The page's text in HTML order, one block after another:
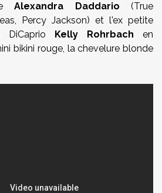
Alexandra Daddario (True
Percy Jackson) et l'ex petite
DiCaprio Kelly Rohrbach en
bikini rouge, la chevelure blonde